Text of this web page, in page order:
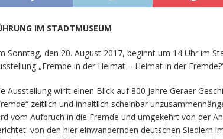
IM STADTMUSEUM
Sonntag, den 20. August 2017, beginnt um 14 Uhr im
„Fremde in der Heimat – Heimat in der
Ausstellung wirft einen Blick auf 800 Jahre Geraer
zeitlich und inhaltlich scheinbar
vom Aufbruch in die Fremde und umgekehrt von der
von den hier einwandernden deutschen Siedlern